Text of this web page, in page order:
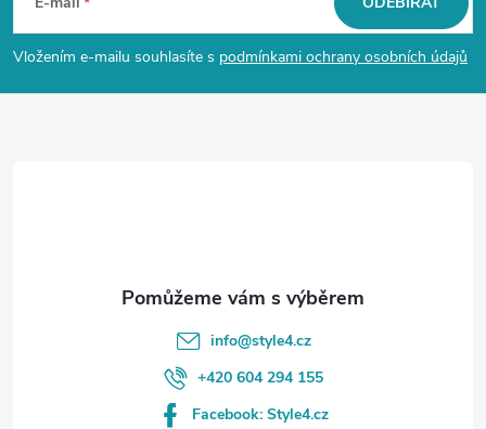
p
a
Vložením e-mailu souhlasíte s podmínkami ochrany osobních údajů
info@style4.cz
+420 604 294 155
Facebook: Style4.cz